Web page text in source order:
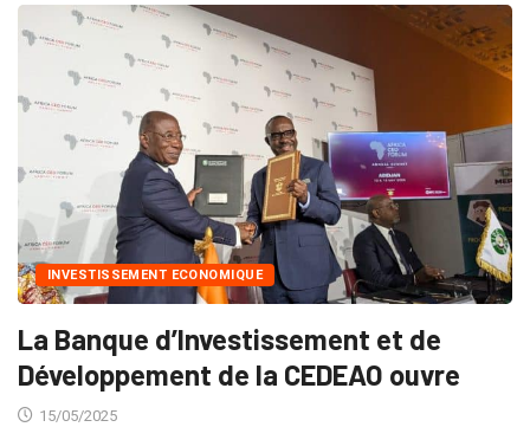
INVESTISSEMENT ECONOMIQUE
La Banque d’Investissement et de
Développement de la CEDEAO ouvre
15/05/2025